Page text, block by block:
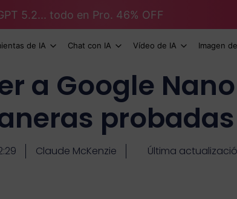
5.2... todo en Pro. 46% OFF
de IA Chat con IA Vídeo de IA Imagen
a Google
probadas
Claude McKenzie Última